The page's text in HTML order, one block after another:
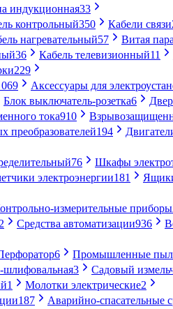
индукционная33
контрольный350 Кабели связи
нагревательный57 Витая пара
36 Кабель телевизионный11
229
Аксессуары для
Блок выключатель-розетка6
тока910
преобразователей194
76 Шкафы
электроэнергии181
измерительные приборы
Средства автоматизации936
6 Промышленные
3 Садовый
1 Молотки электрические2
187 Аварийно-спасательные